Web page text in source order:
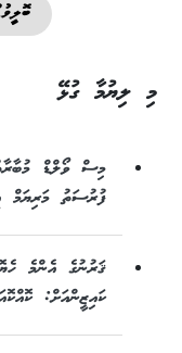
މި ލިޔުމާ ގުޅޭ
މިސް ވޯލްޑް
ފުރުސަތު މަރިޔަމް
ޤަރުނުގެ އެންމެ
ކައިޒީންއަށް: